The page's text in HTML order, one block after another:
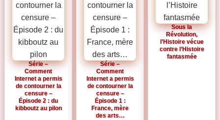
Série –
Comment
Internet a permis
de contourner la
censure –
Épisode 2 : du
kibboutz au pilon
Série –
Comment
Internet a permis
de contourner la
censure –
Épisode 1 :
France, mère
des arts…
Sous la
Révolution,
l’Histoire vécue
contre l’Histoire
fantasmée